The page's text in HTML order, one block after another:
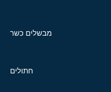
מבשלים כשר
חתולים